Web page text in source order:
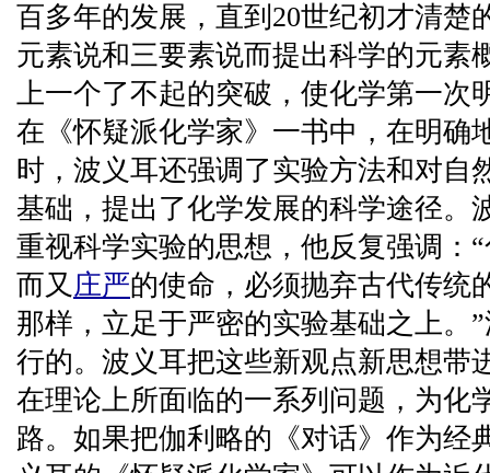
百多年的发展，直到20世纪初才清楚
元素说和三要素说而提出科学的元素
上一个了不起的突破，使化学第一次
在《怀疑派化学家》一书中，在明确
时，波义耳还强调了实验方法和对自
基础，提出了化学发展的科学途径。
重视科学实验的思想，他反复强调：
而又 庄严的使命，必须抛弃古代传统
那样，立足于严密的实验基础之上。
行的。波义耳把这些新观点新思想带
在理论上所面临的一系列问题，为化
路。如果把伽利略的《对话》作为经